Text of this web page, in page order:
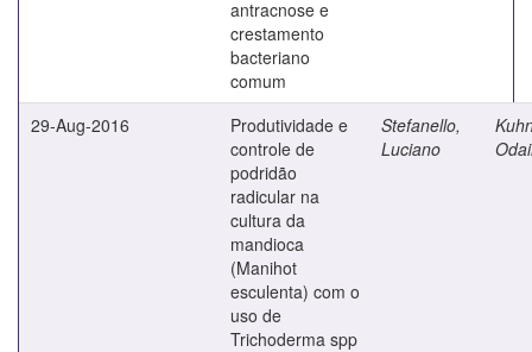
antracnose e
crestamento
bacteriano
comum
29-Aug-2016
Produtividade e
controle de
podridão
radicular na
cultura da
mandioca
(Manihot
esculenta) com o
uso de
Trichoderma spp
Stefanello,
Luciano